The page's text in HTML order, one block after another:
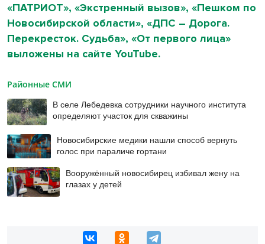
«ПАТРИОТ», «Экстренный вызов», «Пешком по
Новосибирской области», «ДПС – Дорога.
Перекресток. Судьба», «От первого лица»
выложены на сайте YouTube.
Районные СМИ
В селе Лебедевка сотрудники научного института
определяют участок для скважины
Новосибирские медики нашли способ вернуть
голос при параличе гортани
Вооружённый новосибирец избивал жену на
глазах у детей